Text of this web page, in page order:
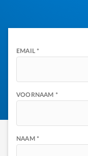
EMAIL *
VOORNAAM *
NAAM *